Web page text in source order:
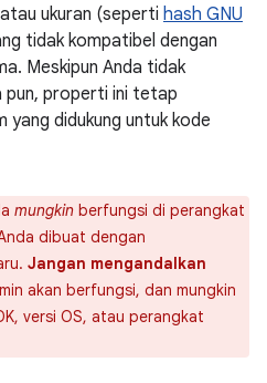
ukuran (seperti hash GNU
tidak kompatibel dengan
Meskipun Anda tidak
pun, properti ini tetap
yang didukung untuk kode
mungkin berfungsi di perangkat
dibuat dengan
Jangan mengandalkan
akan berfungsi, dan mungkin
versi OS, atau perangkat